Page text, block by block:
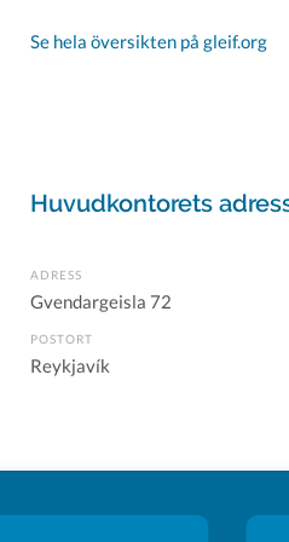
Se hela översikten på gleif.org
Huvudkontorets
ADRESS
Gvendargeisla 72
POSTORT
Reykjavík